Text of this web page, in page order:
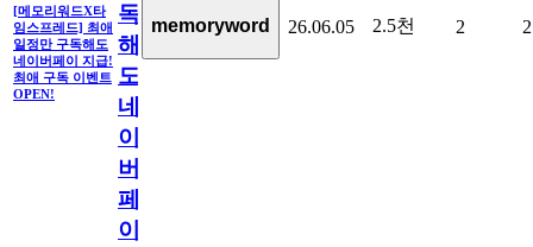
[메모리워드X타
임스프레드] 최애
일정만 구독해도
네이버페이 지급!
최애 구독 이벤트
OPEN!
독
해
도
네
이
버
페
이
memoryword 26.06.05 2.5천 2 2